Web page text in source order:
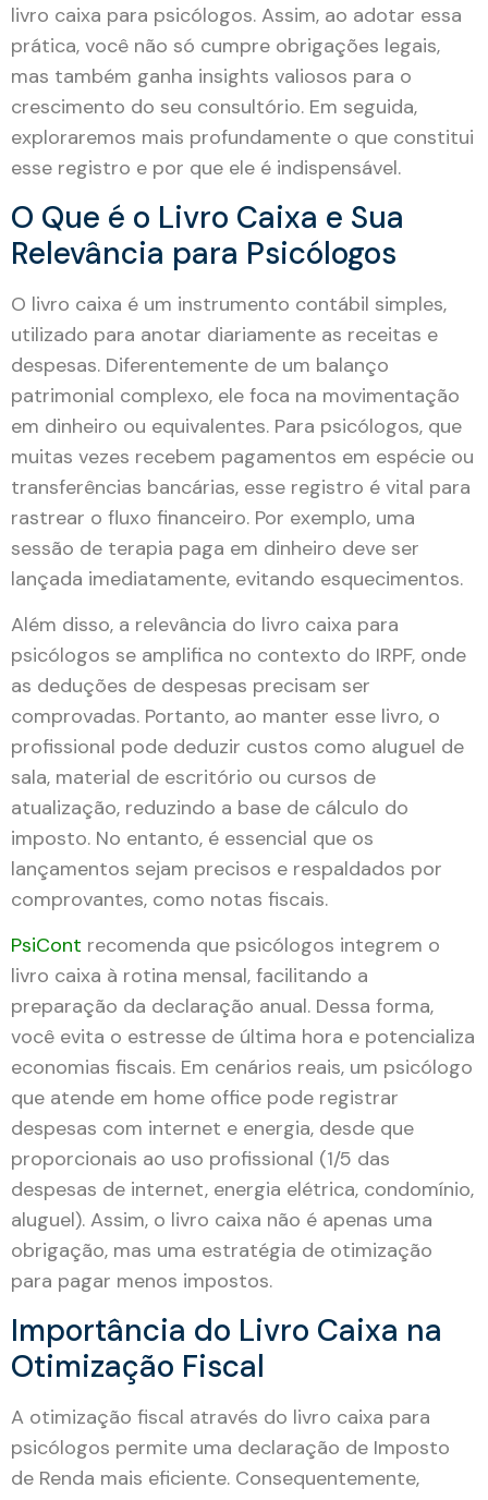
livro caixa para psicólogos. Assim, ao adotar essa
prática, você não só cumpre obrigações legais,
mas também ganha insights valiosos para o
crescimento do seu consultório. Em seguida,
exploraremos mais profundamente o que constitui
esse registro e por que ele é indispensável.
O Que é o Livro Caixa e Sua
Relevância para Psicólogos
O livro caixa é um instrumento contábil simples,
utilizado para anotar diariamente as receitas e
despesas. Diferentemente de um balanço
patrimonial complexo, ele foca na movimentação
em dinheiro ou equivalentes. Para psicólogos, que
muitas vezes recebem pagamentos em espécie ou
transferências bancárias, esse registro é vital para
rastrear o fluxo financeiro. Por exemplo, uma
sessão de terapia paga em dinheiro deve ser
lançada imediatamente, evitando esquecimentos.
Além disso, a relevância do livro caixa para
psicólogos se amplifica no contexto do IRPF, onde
as deduções de despesas precisam ser
comprovadas. Portanto, ao manter esse livro, o
profissional pode deduzir custos como aluguel de
sala, material de escritório ou cursos de
atualização, reduzindo a base de cálculo do
imposto. No entanto, é essencial que os
lançamentos sejam precisos e respaldados por
comprovantes, como notas fiscais.
PsiCont recomenda que psicólogos integrem o
livro caixa à rotina mensal, facilitando a
preparação da declaração anual. Dessa forma,
você evita o estresse de última hora e potencializa
economias fiscais. Em cenários reais, um psicólogo
que atende em home office pode registrar
despesas com internet e energia, desde que
proporcionais ao uso profissional (1/5 das
despesas de internet, energia elétrica, condomínio,
aluguel). Assim, o livro caixa não é apenas uma
obrigação, mas uma estratégia de otimização
para pagar menos impostos.
Importância do Livro Caixa na
Otimização Fiscal
A otimização fiscal através do livro caixa para
psicólogos permite uma declaração de Imposto
de Renda mais eficiente. Consequentemente,